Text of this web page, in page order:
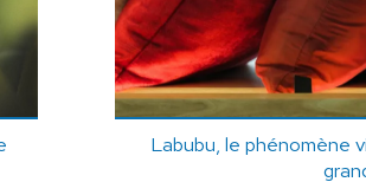
Labubu, le phénomène